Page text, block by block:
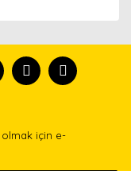
için e-